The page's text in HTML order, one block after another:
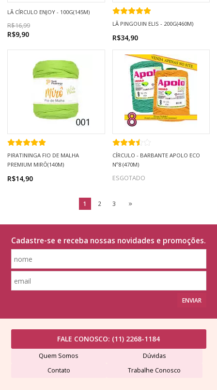
LÃ CÍRCULO ENJOY - 100G(145M)
R$16,99
R$9,90
LÃ PINGOUIN ELIS - 200G(460M)
R$34,90
PIRATININGA FIO DE MALHA
PREMIUM MIRÔ(140M)
R$14,90
CÍRCULO - BARBANTE APOLO ECO
Nº8 (470M)
ESGOTADO
1 2 3
Cadastre-se e receba nossas novidades e promoções.
ENVIAR
FALE CONOSCO: (11) 2268-1184
Quem Somos
Dúvidas
Contato
Trabalhe Conosco